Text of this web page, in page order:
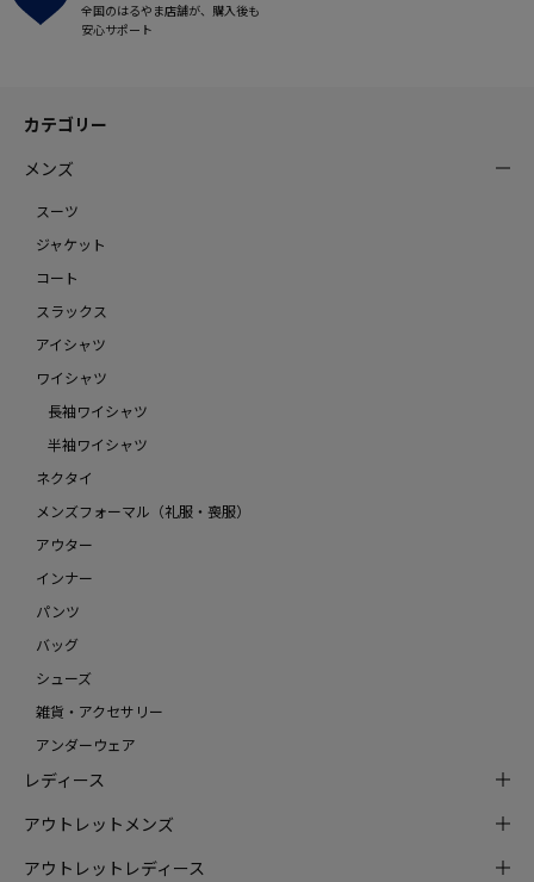
全国のはるやま店舗が、購入後も
安心サポート
カテゴリー
メンズ
スーツ
ジャケット
コート
スラックス
アイシャツ
ワイシャツ
長袖ワイシャツ
半袖ワイシャツ
ネクタイ
メンズフォーマル（礼服・喪服）
アウター
インナー
パンツ
バッグ
シューズ
雑貨・アクセサリー
アンダーウェア
レディース
アウトレットメンズ
アウトレットレディース